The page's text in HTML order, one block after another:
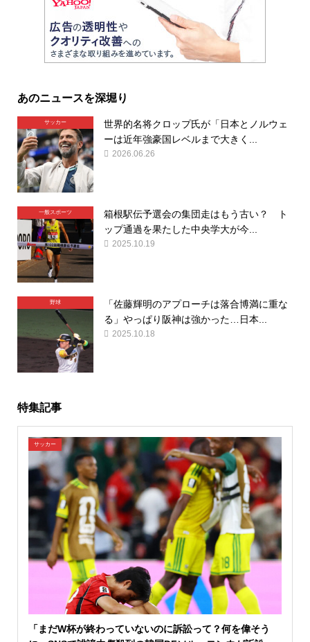
あのニュースを深堀り
サッカー
世界的名将クロップ氏が「日本とノルウェ
ーは近年強豪国レベルまで大きく...
2026.06.26
一般スポーツ
箱根駅伝予選会の集団走はもう古い？ ト
ップ通過を果たした中央学大が今...
2025.10.19
野球
「佐藤輝明のアプローチは落合博満に重な
る」やっぱり阪神は強かった…日本...
2025.10.18
特集記事
サッカー
「まだW杯が終わっていないのに訴訟って？何を偉そう